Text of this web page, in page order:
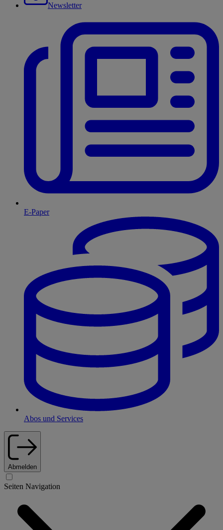
Newsletter
E-Paper
Abos und Services
Abmelden
Seiten Navigation